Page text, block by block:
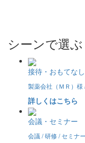
シーンで選ぶ
接待・おもてなし
製薬会社（ＭＲ）様
詳しくはこちら
会議・セミナー
会議 / 研修 / セミナ